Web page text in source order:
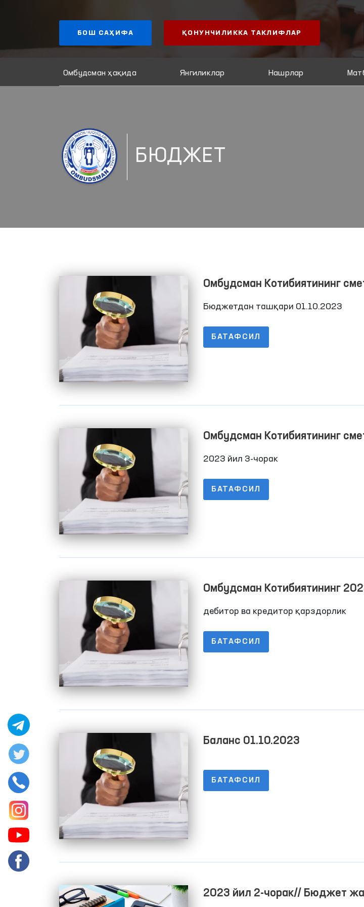
БОШ САҲИФА ҚОНУНЧИЛИККА ТАКЛИФЛАР
Омбудсман ҳақида Янгиликлар Нашрлар
БЮДЖЕТ
Омбудсман Котибиятининг
бажарилиши тўғрисида
Бюджетдан ташқари 01.10.2023
БАТАФСИЛ
Омбудсман Котибиятининг
бажарилиши тўғрисида
2023 йил 3-чорак
БАТАФСИЛ
Омбудсман Котибиятининг
бўйича дебитор ва кредитор
дебитор ва кредитор қарздорлик
БАТАФСИЛ
Баланс 01.10.2023
БАТАФСИЛ
2023 йил 2-чорак// Бюджет
Ижтимоий тармоқларда
нисбатан зўравонликка